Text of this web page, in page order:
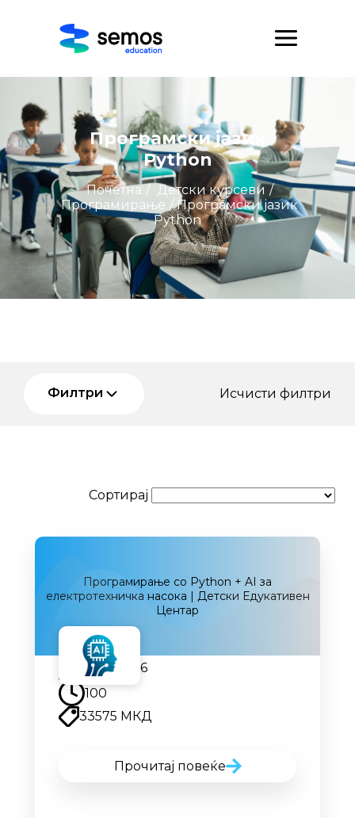
Програмски јазик
Python
Почетна / Детски курсеви /
Програмирање / Програмски јазик
Python
Филтри Исчисти филтри
Сортирај
Програмирање со Python + AI за
електротехничка насока | Детски Едукативен
Центар
12.09.2026
100
33575 МКД
Прочитај повеќе